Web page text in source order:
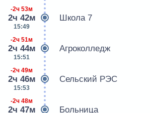
-2ч 53м
2ч 42м
15:49
Школа 7
-2ч 51м
2ч 44м
15:51
Агроколледж
-2ч 49м
2ч 46м
15:53
Сельский РЭС
-2ч 48м
2ч 47м Больница